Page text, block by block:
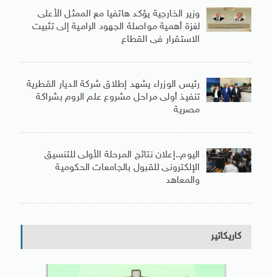
وزير الخارجية يؤكد هاتفيا مع الممثل الأعلى
لغزة أهمية مواصلة الجهود الرامية إلى تثبيت
الاستقرار فى القطاع
رئيس الوزراء يشهد إطلاق شركة الديار القطرية
تنفيذ أولى مراحل مشروع علم الروم بشراكة
مصرية
اليوم..إعلان نتائج المرحلة الأولى للتنسيق
الإلكترونى للقبول بالجامعات الحكومية
والمعاهد
كاريكاتير